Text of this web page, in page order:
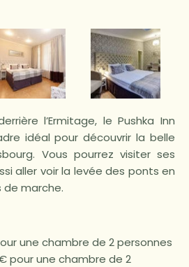
l’Ermitage, le Pushka Inn
idéal pour découvrir la belle
Vous pourrez visiter ses
aller voir la levée des ponts en
marche.
une chambre de 2 personnes
pour une chambre de 2